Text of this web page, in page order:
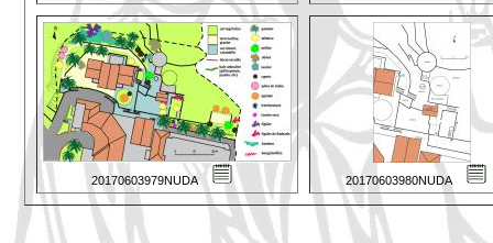
20170603979NUDA 20170603980NUDA